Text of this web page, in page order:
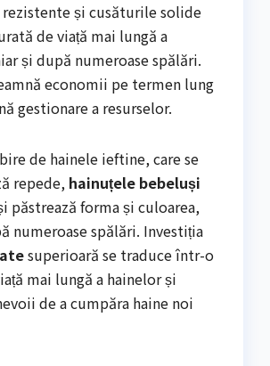
și cusăturile solide
de viață mai lungă a
și după numeroase spălări.
economii pe termen lung
gestionare a resurselor.
de hainele ieftine, care se
repede, hainuțele bebeluși
păstrează forma și culoarea,
numeroase spălări. Investiția
superioară se traduce într-o
mai lungă a hainelor și
de a cumpăra haine noi